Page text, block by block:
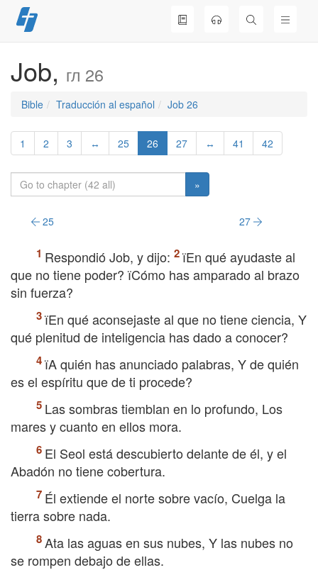
Skip
to
Job, гл 26
Bible Traducción al español Job 26
1 2 3 ↔ 25 26 27 ↔ 41 42
»
25 27
Respondió Job, y dijo:
їEn qué ayudaste al
que no tiene poder? їCómo has amparado al brazo
sin fuerza?
їEn qué aconsejaste al que no tiene ciencia, Y
qué plenitud de inteligencia has dado a conocer?
їA quién has anunciado palabras, Y de quién
es el espíritu que de ti procede?
Las sombras tiemblan en lo profundo, Los
mares y cuanto en ellos mora.
El Seol está descubierto delante de él, y el
Abadón no tiene cobertura.
Él extiende el norte sobre vacío, Cuelga la
tierra sobre nada.
Ata las aguas en sus nubes, Y las nubes no
se rompen debajo de ellas.